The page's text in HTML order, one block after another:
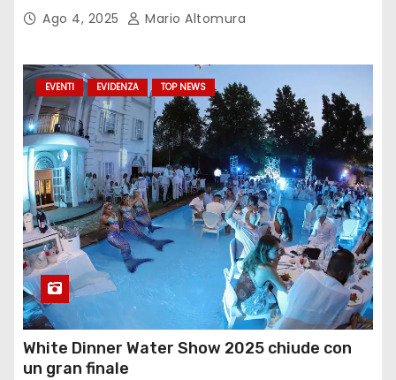
Ago 4, 2025 Mario Altomura
EVENTI EVIDENZA TOP NEWS
White Dinner Water Show 2025 chiude con
un gran finale